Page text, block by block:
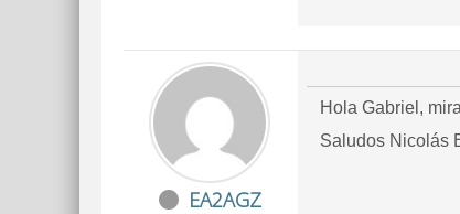
EA2AGZ
Hola Gabriel,
Saludos Nicolás